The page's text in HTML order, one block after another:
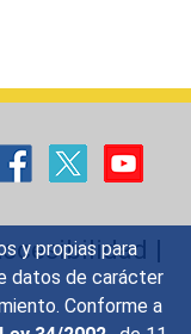
y propias para
datos de carácter
Conforme a
|